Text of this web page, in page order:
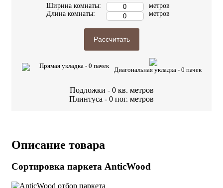
Ширина комнаты:
Длина комнаты:
метров
метров
Рассчитать
Прямая укладка - 0 пачек
Диагональная укладка - 0 пачек
Подложки - 0 кв. метров
Плинтуса - 0 пог. метров
Описание товара
Сортировка паркета AnticWood